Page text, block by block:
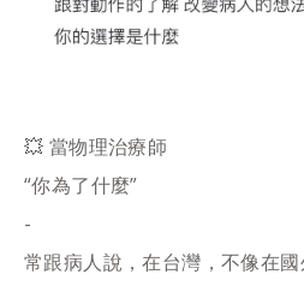
💥 當物理治療師
“你為了什麼”
-
常跟病人說，在台灣，不像在國